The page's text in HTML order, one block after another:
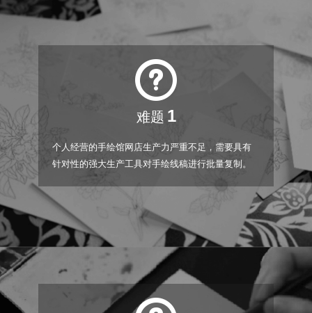
难题 1
个人经营的手绘馆网店生产力严重不足，需要具有
针对性的强大生产工具对手绘线稿进行批量复制。